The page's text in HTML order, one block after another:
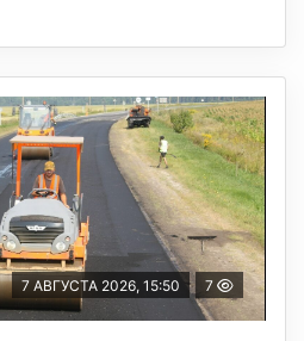
7 АВГУСТА 2026, 15:50 7